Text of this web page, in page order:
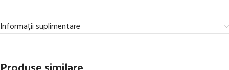
Informații suplimentare